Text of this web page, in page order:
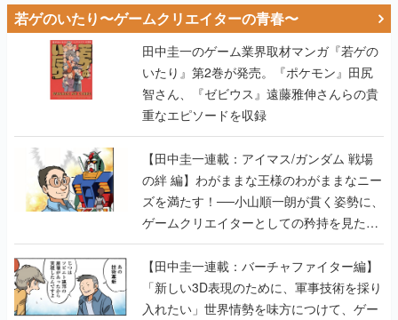
若ゲのいたり〜ゲームクリエイターの青春〜
田中圭一のゲーム業界取材マンガ『若ゲの
いたり』第2巻が発売。『ポケモン』田尻
智さん、『ゼビウス』遠藤雅伸さんらの貴
重なエピソードを収録
【田中圭一連載：アイマス/ガンダム 戦場
の絆 編】わがままな王様のわがままなニー
ズを満たす！──小山順一朗が貫く姿勢に、
ゲームクリエイターとしての矜持を見た
【若ゲのいたり最終回】
【田中圭一連載：バーチャファイター編】
「新しい3D表現のために、軍事技術を採り
入れたい」世界情勢を味方につけて、ゲー